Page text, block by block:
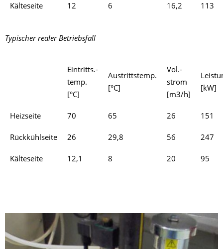
Kälteseite 12 6 16,2 113
Typischer realer Betriebsfall
Eintritts.-
temp.
[°C]
Austrittstemp.
[°C]
Vol.-
strom
[m3/h]
[kW]
Heizseite 70 65 26 151
Rückkühlseite 26 29,8 56 247
Kälteseite 12,1 8 20 95